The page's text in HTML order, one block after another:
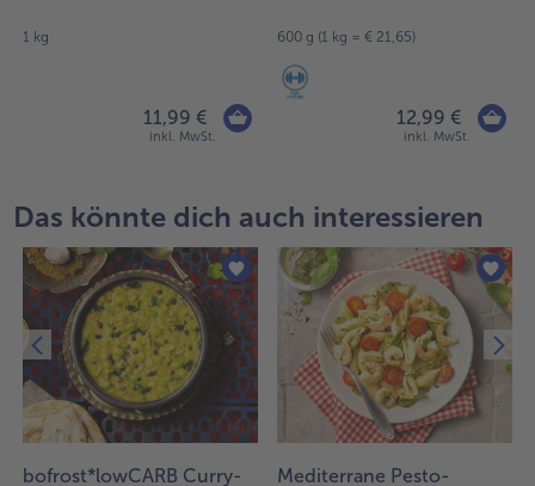
1 kg
11,99 €
inkl. MwSt.
600 g (1 kg = € 21,65)
12,99 €
inkl. MwSt.
Das könnte dich auch interessieren
bofrost*lowCARB Curry- Mediterrane Pesto-